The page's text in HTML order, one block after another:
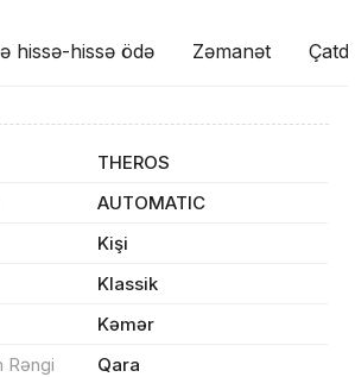
hissə-hissə ödə Zəmanət
THEROS
AUTOMATIC
Kişi
Klassik
Kəmər
Rəngi
Qara
əlavə edildi